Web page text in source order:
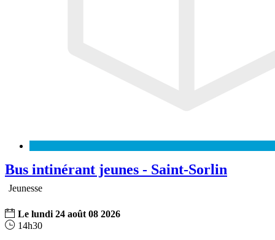
Bus intinérant jeunes - Saint-Sorlin
Jeunesse
Le lundi 24 août 08 2026
14h30